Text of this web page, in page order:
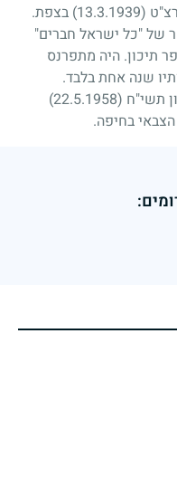
(13.3.1939)
בצפת.
של "כל ישראל חברים"
תיכון. היה מתפרנס
שנה אחת בלבד.
תשי"ח (22.5.1958)
בחיפה.